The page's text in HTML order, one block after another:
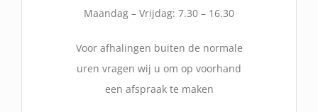
Maandag – Vrijdag: 7.30 – 16.30
Voor afhalingen buiten de normale
uren vragen wij u om op voorhand
een afspraak te maken